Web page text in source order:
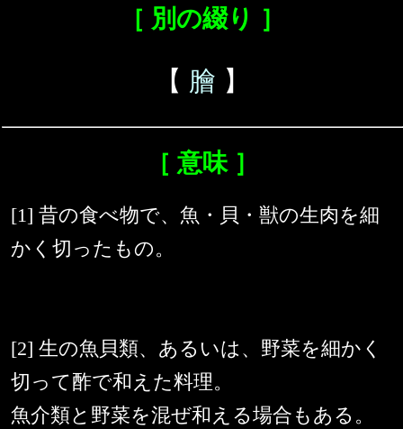
［ 別の綴り ］
【 膾 】
［ 意味 ］
[1] 昔の食べ物で、魚・貝・獣の生肉を細
かく切ったもの。
[2] 生の魚貝類、あるいは、野菜を細かく
切って酢で和えた料理。
魚介類と野菜を混ぜ和える場合もある。